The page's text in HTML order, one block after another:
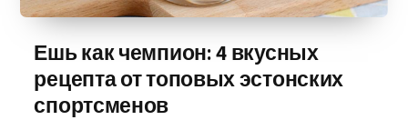
Ешь как чемпион: 4 вкусных
рецепта от топовых эстонских
спортсменов